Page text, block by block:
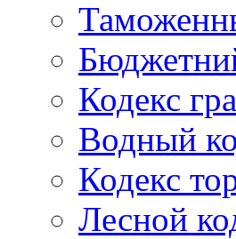
Кодекс
Водный
Кодекс
Лесной